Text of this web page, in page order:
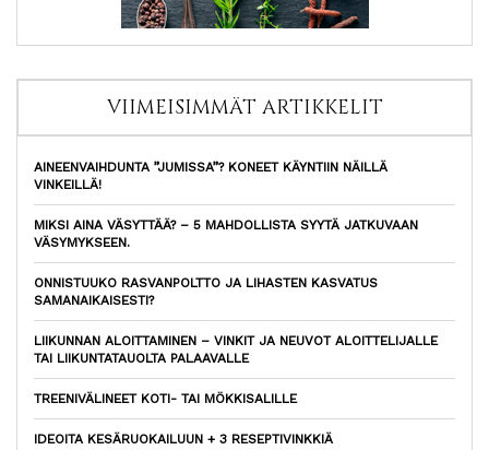
VIIMEISIMMÄT ARTIKKELIT
AINEENVAIHDUNTA ”JUMISSA”? KONEET KÄYNTIIN NÄILLÄ
VINKEILLÄ!
MIKSI AINA VÄSYTTÄÄ? – 5 MAHDOLLISTA SYYTÄ JATKUVAAN
VÄSYMYKSEEN.
ONNISTUUKO RASVANPOLTTO JA LIHASTEN KASVATUS
SAMANAIKAISESTI?
LIIKUNNAN ALOITTAMINEN – VINKIT JA NEUVOT ALOITTELIJALLE
TAI LIIKUNTATAUOLTA PALAAVALLE
TREENIVÄLINEET KOTI- TAI MÖKKISALILLE
IDEOITA KESÄRUOKAILUUN + 3 RESEPTIVINKKIÄ